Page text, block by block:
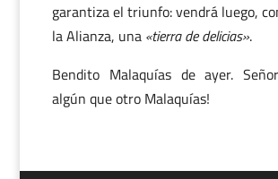
garantiza el triunfo: vendrá luego,
la Alianza, una «tierra de delicias».
Bendito Malaquías de ayer.
algún que otro Malaquías!